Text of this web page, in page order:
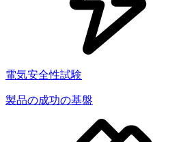
電気安全性試験
製品の成功の基盤